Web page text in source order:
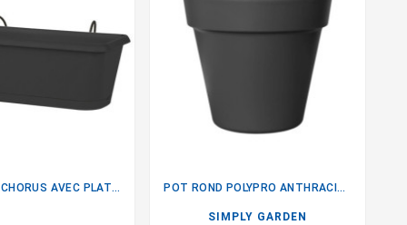
JARDINIERE CHORUS AVEC PLATEAU POT ROND POLYPRO ANTHRACITE
SIMPLY GARDEN